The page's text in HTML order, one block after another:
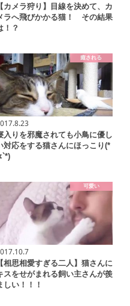
【カメラ狩り】目線を決めて、カ
ラへ飛びかかる猫！ その結果
！？
癒される
入りを邪魔されても小鳥に優し
対応をする猫さんにほっこり(*
`*)
可愛い
【相思相愛すぎる二人】猫さんに
スをせがまれる飼い主さんが羨
しい！！！